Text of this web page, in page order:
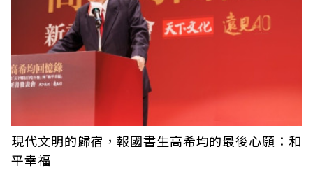
現代文明的歸宿，報國書生高希均的最後心願：和
平幸福